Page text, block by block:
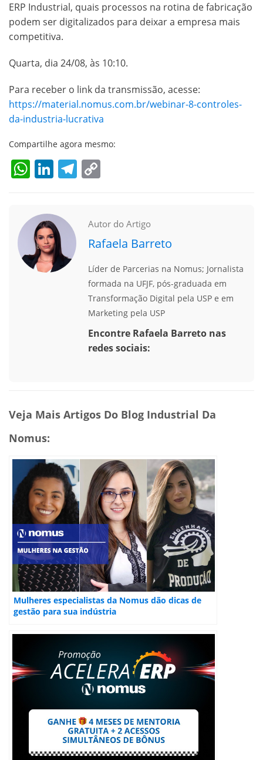
ERP Industrial, quais processos na rotina de fabricação
podem ser digitalizados para deixar a empresa mais
competitiva.
Quarta, dia 24/08, às 10:10.
Para receber o link da transmissão, acesse:
https://material.nomus.com.br/webinar-8-controles-
da-industria-lucrativa
Compartilhe agora mesmo:
WhatsApp
LinkedIn
Telegram
Autor do Artigo
Rafaela Barreto
Líder de Parcerias na Nomus; Jornalista
formada na UFJF, pós-graduada em
Transformação Digital pela USP e em
Marketing pela USP
Encontre Rafaela Barreto nas
redes sociais:
Veja Mais Artigos Do Blog Industrial Da
Nomus:
Mulheres especialistas da Nomus dão dicas de
gestão para sua indústria